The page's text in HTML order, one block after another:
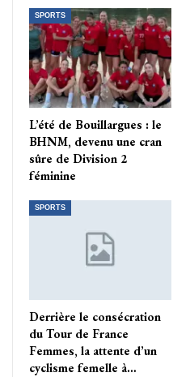
SPORTS
L’été de Bouillargues : le
BHNM, devenu une cran
sûre de Division 2
féminine
SPORTS
Derrière le consécration
du Tour de France
Femmes, la attente d’un
cyclisme femelle à…